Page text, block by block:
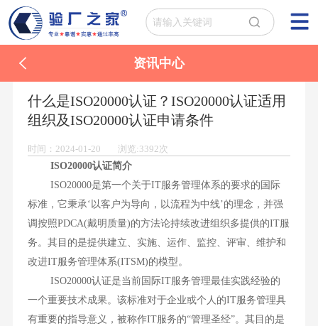
资讯中心
什么是ISO20000认证？ISO20000认证适用
组织及ISO20000认证申请条件
时间：2024-01-20 浏览:3392次
ISO20000认证简介
ISO20000是第一个关于IT服务管理体系的要求的国际
标准，它秉承‘以客户为导向，以流程为中线’的理念，并强
调按照PDCA(戴明质量)的方法论持续改进组织多提供的IT服
务。其目的是提供建立、实施、运作、监控、评审、维护和
改进IT服务管理体系(ITSM)的模型。
ISO20000认证是当前国际IT服务管理最佳实践经验的
一个重要技术成果。该标准对于企业或个人的IT服务管理具
有重要的指导意义，被称作IT服务的“管理圣经”。其目的是